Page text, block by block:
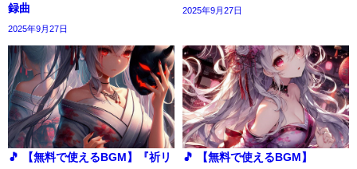
録曲
2025年9月27日
2025年9月27日
🎵 【無料で使えるBGM】『祈リ
🎵 【無料で使えるBGM】